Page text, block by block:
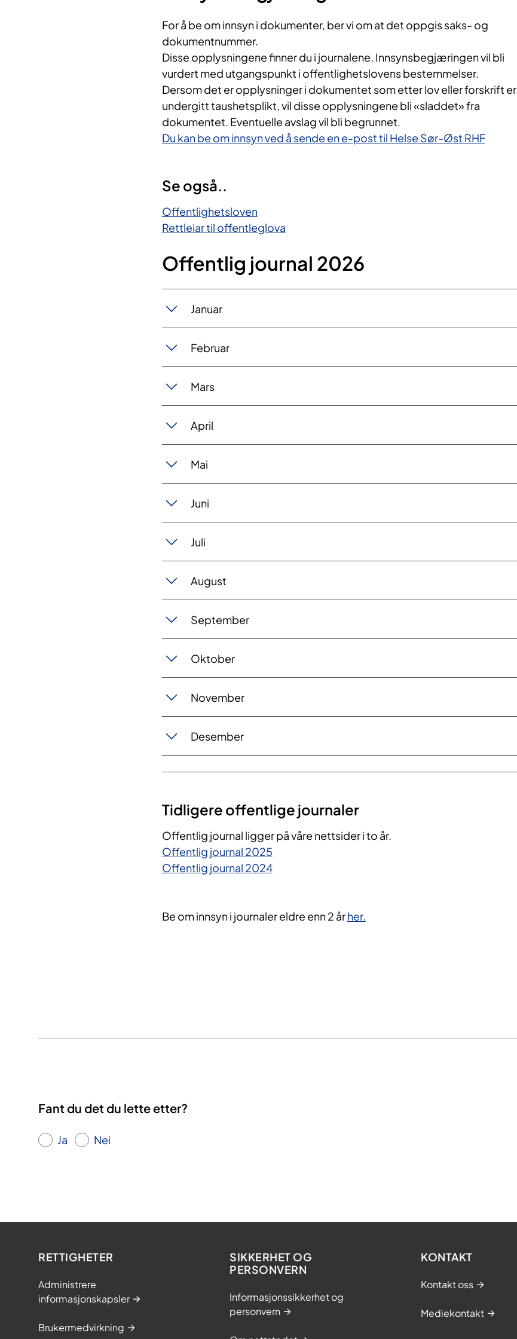
For å be om innsyn i dokumenter, ber vi om at det oppgis saks- og
dokumentnummer.
Disse opplysningene finner du i journalene. Innsynsbegjæringen vil bli
vurdert med utgangspunkt i offentlighetslovens bestemmelser.
Dersom det er opplysninger i dokumentet som etter lov eller forskrift er
undergitt taushetsplikt, vil disse opplysningene bli «sladdet» fra
dokumentet. Eventuelle avslag vil bli begrunnet.
Du kan be om innsyn ved å sende en e-post til Helse Sør-Øst RHF
Se også..
Offentlighetsloven
Rettleiar til offentleglova
Offentlig journal 2026
Januar
Februar
Mars
April
Mai
Juni
Juli
August
September
Oktober
November
Desember
Tidligere offentlige journaler
Offentlig journal ligger på våre nettsider i to år.
Offentlig journal 2025
Offentlig journal 2024
Be om innsyn i journaler eldre enn 2 årher.
Fant du det du lette etter?
Ja Nei
RETTIGHETER
Administrere
informasjonskapsler
Brukermedvirkning
SIKKERHET OG
PERSONVERN
Informasjonssikkerhet og
personvern
KONTAKT
Kontakt oss
Mediekontakt